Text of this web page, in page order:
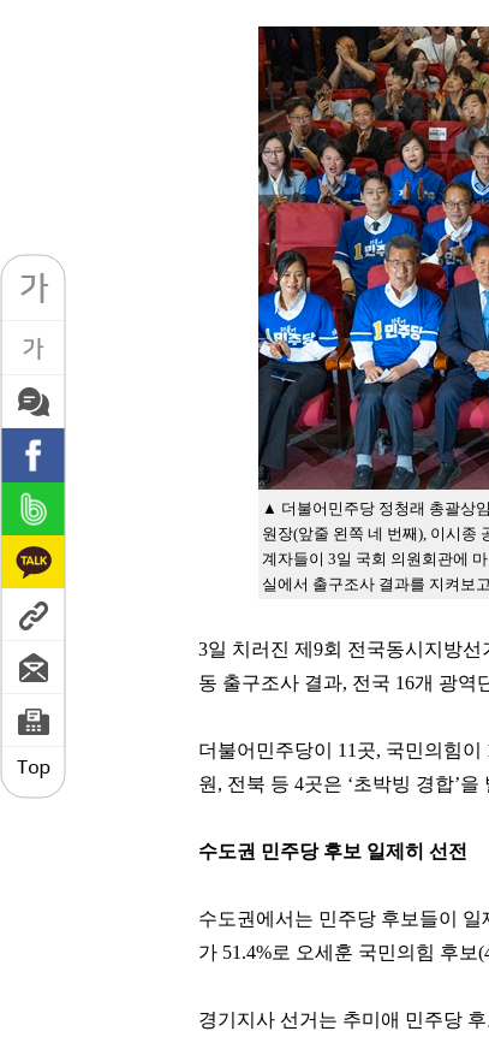
▲ 더불어민주당 정청래 총괄상
원장(앞줄 왼쪽 네 번째), 이시종
계자들이 3일 국회 의원회관에
실에서 출구조사 결과를 지켜보
3일 치러진 제9회 전국동시지방선
동 출구조사 결과, 전국 16개 광역
더불어민주당이 11곳, 국민의힘
원, 전북 등 4곳은 ‘초박빙 경합’
수도권 민주당 후보 일제히 선전
수도권에서는 민주당 후보들이
가 51.4%로 오세훈 국민의힘 후보
경기지사 선거는 추미애 민주당